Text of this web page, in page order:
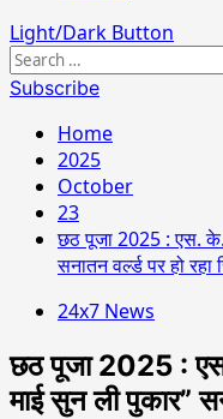
Light/Dark Button
Search
for:
Subscribe
Home
2025
October
23
छठ पूजा 2025 : एस. के.
सनातन वर्ल्ड पर हो रहा
24x7 News
छठ पूजा 2025 : एस.
माई सुन ली पुकार”